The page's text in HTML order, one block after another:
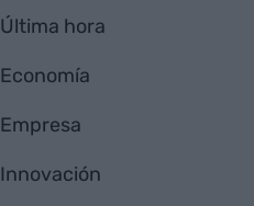
Última hora
Economía
Empresa
Innovación